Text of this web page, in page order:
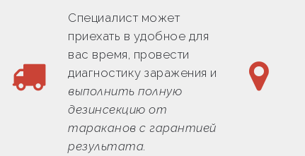
Специалист может
приехать в удобное для
вас время, провести
диагностику заражения и
выполнить полную
дезинсекцию от
тараканов с гарантией
результата.